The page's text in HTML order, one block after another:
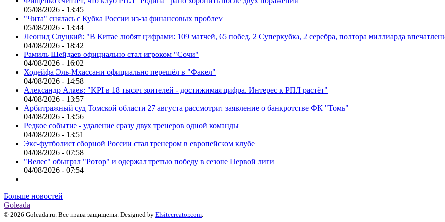
05/08/2026 - 13:45
"Чита" снялась с Кубка России из-за финансовых проблем
05/08/2026 - 13:44
Леонид Слуцкий: "В Китае любят цифрами: 109 матчей, 65 побед, 2 Суперкубка, 2 серебра, полтора миллиарда
04/08/2026 - 18:42
Рамиль Шейдаев официально стал игроком "Сочи"
04/08/2026 - 16:02
Ходейфа Эль-Мхассани официально перешёл в "Факел"
04/08/2026 - 14:58
Александр Алаев: "KPI в 18 тысяч зрителей - достижимая цифра. Интерес к РПЛ растёт"
04/08/2026 - 13:57
Арбитражный суд Томской области 27 августа рассмотрит заявление о банкротстве ФК "Томь"
04/08/2026 - 13:56
Редкое событие - удаление сразу двух тренеров одной команды
04/08/2026 - 13:51
Экс-футболист сборной России стал тренером в европейском клубе
04/08/2026 - 07:58
"Велес" обыграл "Ротор" и одержал третью победу в сезоне Первой лиги
04/08/2026 - 07:54
Больше новостей
Goleada
© 2026 Goleada.ru. Все права защищены. Designed by Elsitecreator.com